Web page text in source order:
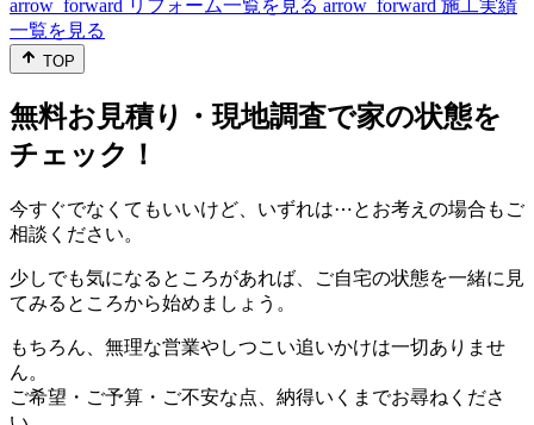
arrow_forward リフォーム一覧を見る arrow_forward 施工実績
一覧を見る
TOP
無料お見積り・現地調査で家の状態を
チェック！
今すぐでなくてもいいけど、いずれは⋯とお考えの場合もご
相談ください。
少しでも気になるところがあれば、ご自宅の状態を一緒に見
てみるところから始めましょう。
もちろん、無理な営業やしつこい追いかけは一切ありませ
ん。
ご希望・ご予算・ご不安な点、納得いくまでお尋ねくださ